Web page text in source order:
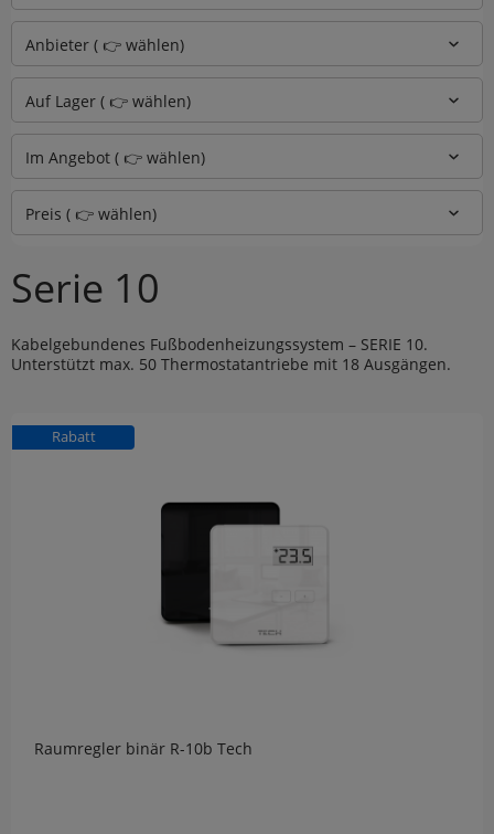
Anbieter ( 👉 wählen)
Auf Lager ( 👉 wählen)
Preis ( 👉 wählen)
Im Angebot ( 👉 wählen)
Serie 10
Kabelgebundenes Fußbodenheizungssystem – SERIE 10.
Unterstützt max. 50 Thermostatantriebe mit 18 Ausgängen.
Raumregler binär R-10b Tech
Rabatt